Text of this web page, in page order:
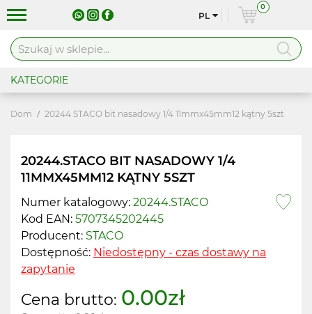
PL
0
KATEGORIE
Dom 20244.STACO bit nasadowy 1/4 11mmx45mm12 kątny 5szt
20244.STACO BIT NASADOWY 1/4
11MMX45MM12 KĄTNY 5SZT
Numer katalogowy: 20244.STACO
Kod EAN: 5707345202445
Producent: STACO
Dostępność: Niedostępny - czas dostawy na
zapytanie
Cena brutto: 0.00zł